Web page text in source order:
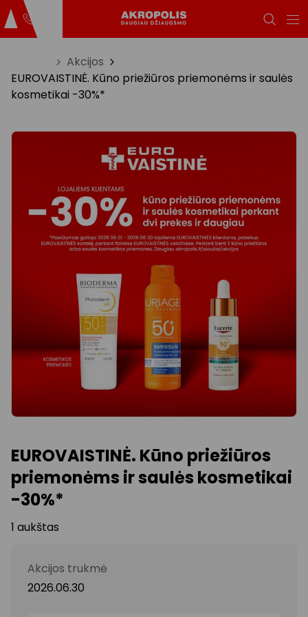
Akcijos
EUROVAISTINĖ. Kūno priežiūros priemonėms ir saulės
kosmetikai -30%*
EUROVAISTINĖ. Kūno priežiūros
priemonėms ir saulės kosmetikai
-30%*
1 aukštas
Akcijos trukmė
2026.06.30